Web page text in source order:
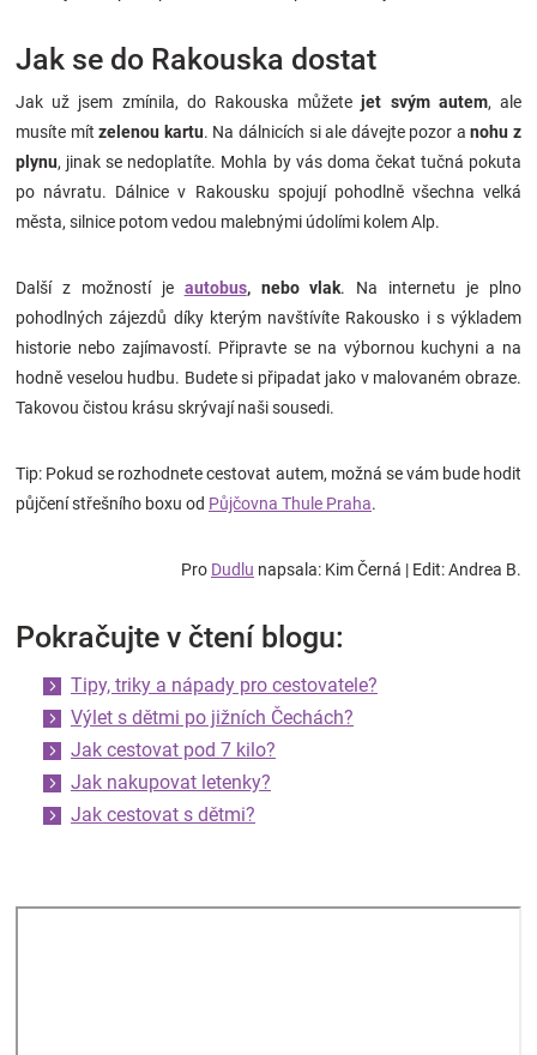
Jak se do Rakouska dostat
Jak už jsem zmínila, do Rakouska můžete jet svým autem, ale
musíte mítzelenou kartu. Na dálnicích si ale dávejte pozor anohu z
plynu, jinak se nedoplatíte. Mohla by vás doma čekat tučná pokuta
po návratu. Dálnice v Rakousku spojují pohodlně všechna velká
města, silnice potom vedou malebnými údolími kolem Alp.
Další z možností je autobus, nebo vlak. Na internetu je plno
pohodlných zájezdů díky kterým navštívíte Rakousko i s výkladem
historie nebo zajímavostí. Připravte se na výbornou kuchyni a na
hodně veselou hudbu. Budete si připadat jako v malovaném obraze.
Takovou čistou krásu skrývají naši sousedi.
Tip: Pokud se rozhodnete cestovat autem, možná se vám bude hodit
půjčení střešního boxu od Půjčovna Thule Praha.
Pro Dudlu napsala: Kim Černá | Edit: Andrea B.
Pokračujte v čtení blogu:
Tipy, triky a nápady pro cestovatele?
Výlet s dětmi po jižních Čechách?
Jak cestovat pod 7 kilo?
Jak nakupovat letenky?
Jak cestovat s dětmi?